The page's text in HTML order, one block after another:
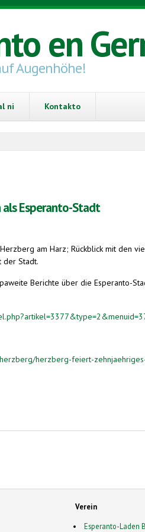
en
Augenhöhe!
ni Kontakto
Esperanto-Stadt
am Harz; Rückblick mit den
der Stadt.
Berichte über die Esperanto-
herzberg-feiert-
Stadt
Verein
Esperanto-Laden